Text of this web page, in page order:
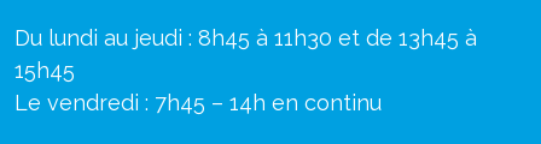
Du lundi au jeudi : 8h45 à 11h30 et de 13h45 à
15h45
Le vendredi : 7h45 – 14h en continu